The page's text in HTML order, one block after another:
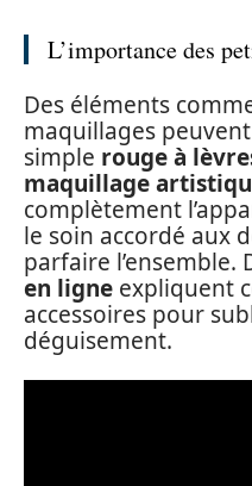
L’importance des
Des éléments
maquillages
simple rouge à
maquillage
complètement
le soin accordé aux
parfaire l’ensemble.
en ligne expliquent
accessoires pour
déguisement.